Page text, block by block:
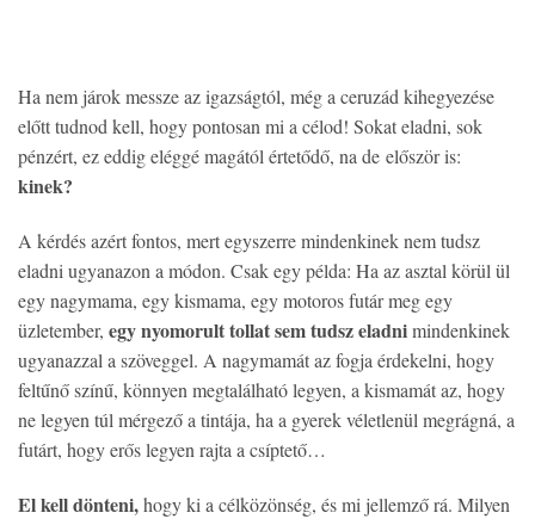
Ha nem járok messze az igazságtól, még a ceruzád kihegyezése
előtt tudnod kell, hogy pontosan mi a célod! Sokat eladni, sok
pénzért, ez eddig eléggé magától értetődő, na de először is:
kinek?
A kérdés azért fontos, mert egyszerre mindenkinek nem tudsz
eladni ugyanazon a módon. Csak egy példa: Ha az asztal körül ül
egy nagymama, egy kismama, egy motoros futár meg egy
üzletember, egy nyomorult tollat sem tudsz eladnimindenkinek
ugyanazzal a szöveggel. A nagymamát az fogja érdekelni, hogy
feltűnő színű, könnyen megtalálható legyen, a kismamát az, hogy
ne legyen túl mérgező a tintája, ha a gyerek véletlenül megrágná, a
futárt, hogy erős legyen rajta a csíptető…
El kell dönteni,hogy ki a célközönség, és mi jellemző rá. Milyen